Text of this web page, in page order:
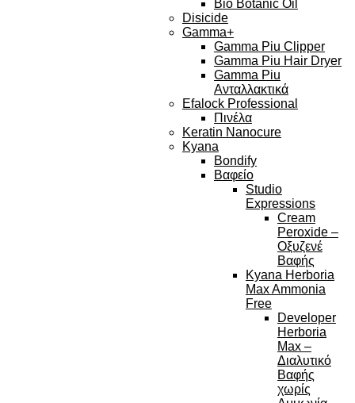
Bio Botanic Oil
Disicide
Gamma+
Gamma Piu Clipper
Gamma Piu Hair Dryer
Gamma Piu
Ανταλλακτικά
Efalock Professional
Πινέλα
Keratin Nanocure
Kyana
Bondify
Βαφείο
Studio
Expressions
Cream
Peroxide –
Οξυζενέ
Βαφής
Kyana Herboria
Max Ammonia
Free
Developer
Herboria
Max –
Διαλυτικό
Βαφής
χωρίς